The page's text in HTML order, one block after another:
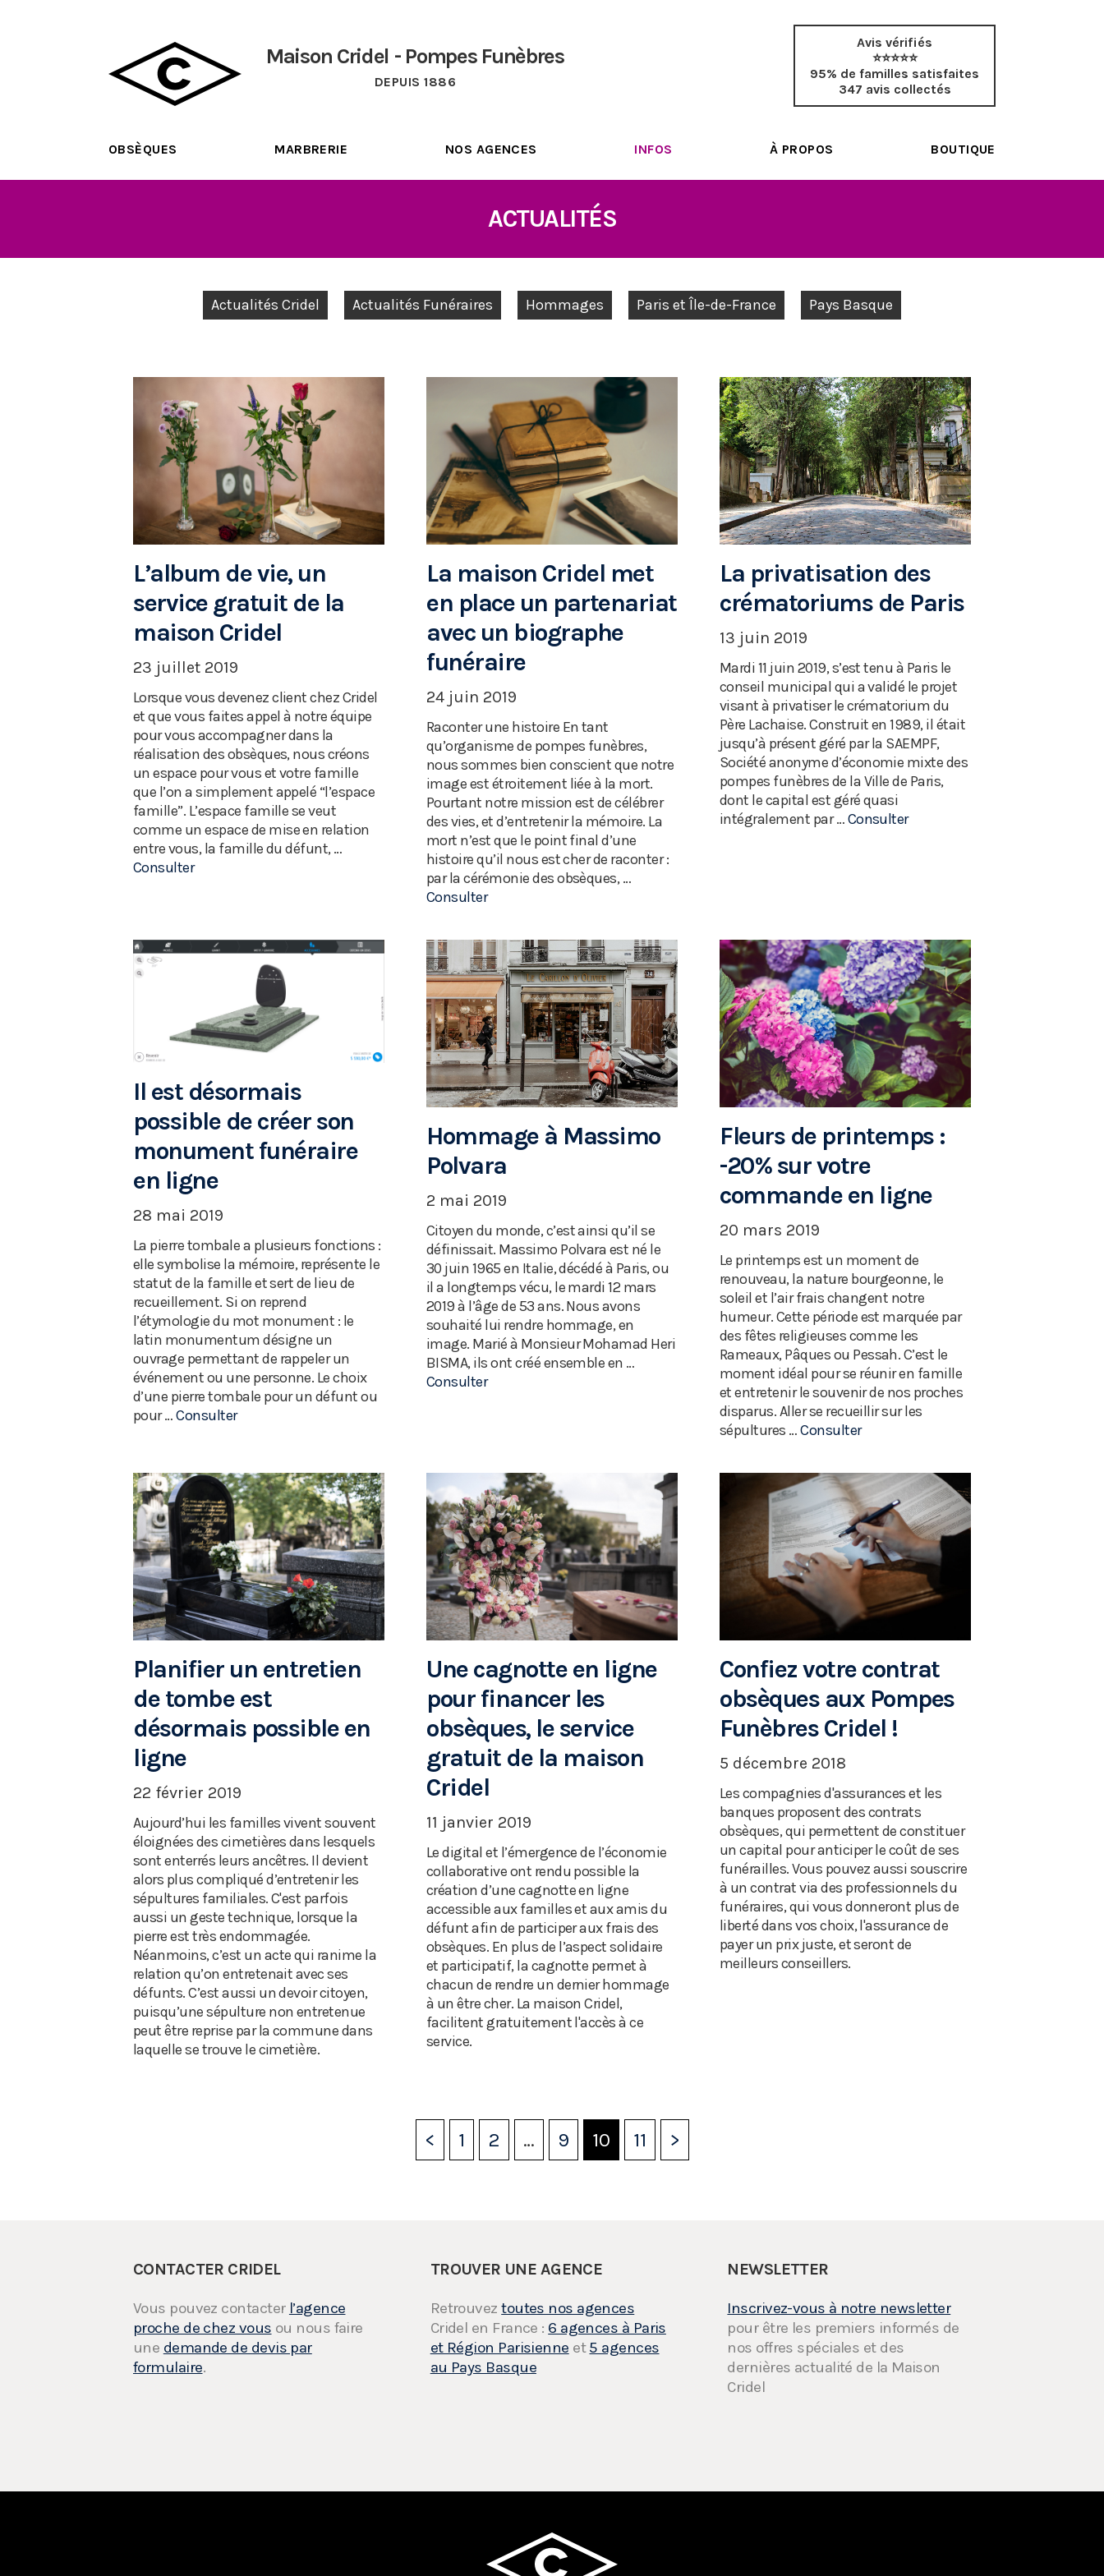
Maison Cridel - Pompes Funèbres
DEPUIS 1886
Avis vérifiés
⭐⭐⭐⭐⭐
95% de familles satisfaites
347 avis collectés
OBSÈQUES MARBRERIE NOS AGENCES INFOS À PROPOS BOUTIQUE
ACTUALITÉS
Actualités Cridel Actualités Funéraires Hommages Paris et Île-de-France Pays Basque
L’album de vie, un
service gratuit de la
maison Cridel
23 juillet 2019
Lorsque vous devenez client chez Cridel
et que vous faites appel à notre équipe
pour vous accompagner dans la
réalisation des obsèques, nous créons
un espace pour vous et votre famille
que l’on a simplement appelé “l’espace
famille”. L’espace famille se veut
comme un espace de mise en relation
entre vous, la famille du défunt, …
Consulter
La maison Cridel met
en place un partenariat
avec un biographe
funéraire
24 juin 2019
Raconter une histoire En tant
qu’organisme de pompes funèbres,
nous sommes bien conscient que notre
image est étroitement liée à la mort.
Pourtant notre mission est de célébrer
des vies, et d’entretenir la mémoire. La
mort n’est que le point final d’une
histoire qu’il nous est cher de raconter :
par la cérémonie des obsèques, …
Consulter
La privatisation des
crématoriums de Paris
13 juin 2019
Mardi 11 juin 2019, s’est tenu à Paris le
conseil municipal qui a validé le projet
visant à privatiser le crématorium du
Père Lachaise. Construit en 1989, il était
jusqu’à présent géré par la SAEMPF,
Société anonyme d’économie mixte des
pompes funèbres de la Ville de Paris,
dont le capital est géré quasi
intégralement par …Consulter
Il est désormais
possible de créer son
monument funéraire
en ligne
28 mai 2019
La pierre tombale a plusieurs fonctions :
elle symbolise la mémoire, représente le
statut de la famille et sert de lieu de
recueillement. Si on reprend
l’étymologie du mot monument : le
latin monumentum désigne un
ouvrage permettant de rappeler un
événement ou une personne. Le choix
d’une pierre tombale pour un défunt ou
pour …Consulter
Hommage à Massimo
Polvara
2 mai 2019
Citoyen du monde, c’est ainsi qu’il se
définissait. Massimo Polvara est né le
30 juin 1965 en Italie, décédé à Paris, ou
il a longtemps vécu, le mardi 12 mars
2019 à l’âge de 53 ans. Nous avons
souhaité lui rendre hommage, en
image. Marié à Monsieur Mohamad Heri
BISMA, ils ont créé ensemble en …
Consulter
Fleurs de printemps :
-20% sur votre
commande en ligne
20 mars 2019
Le printemps est un moment de
renouveau, la nature bourgeonne, le
soleil et l’air frais changent notre
humeur. Cette période est marquée par
des fêtes religieuses comme les
Rameaux, Pâques ou Pessah. C’est le
moment idéal pour se réunir en famille
et entretenir le souvenir de nos proches
disparus. Aller se recueillir sur les
sépultures …Consulter
Planifier un entretien
de tombe est
désormais possible en
ligne
22 février 2019
Aujourd’hui les familles vivent souvent
éloignées des cimetières dans lesquels
sont enterrés leurs ancêtres. Il devient
alors plus compliqué d’entretenir les
sépultures familiales. C'est parfois
aussi un geste technique, lorsque la
pierre est très endommagée.
Néanmoins, c’est un acte qui ranime la
relation qu’on entretenait avec ses
défunts. C’est aussi un devoir citoyen,
puisqu’une sépulture non entretenue
peut être reprise par la commune dans
laquelle se trouve le cimetière.
Une cagnotte en ligne
pour financer les
obsèques, le service
gratuit de la maison
Cridel
11 janvier 2019
Le digital et l’émergence de l’économie
collaborative ont rendu possible la
création d’une cagnotte en ligne
accessible aux familles et aux amis du
défunt afin de participer aux frais des
obsèques. En plus de l’aspect solidaire
et participatif, la cagnotte permet à
chacun de rendre un dernier hommage
à un être cher. La maison Cridel,
facilitent gratuitement l'accès à ce
service.
Confiez votre contrat
obsèques aux Pompes
Funèbres Cridel !
5 décembre 2018
Les compagnies d'assurances et les
banques proposent des contrats
obsèques, qui permettent de constituer
un capital pour anticiper le coût de ses
funérailles. Vous pouvez aussi souscrire
à un contrat via des professionnels du
funéraires, qui vous donneront plus de
liberté dans vos choix, l'assurance de
payer un prix juste, et seront de
meilleurs conseillers.
< 1 2 … 9 10 11 >
CONTACTER CRIDEL
Vous pouvez contacter l’agence
proche de chez vous ou nous faire
une demande de devis par
formulaire.
TROUVER UNE AGENCE
Retrouveztoutes nos agences
Cridel en France : 6 agences à Paris
et Région Parisienne et5 agences
au Pays Basque
NEWSLETTER
Inscrivez-vous à notre newsletter
pour être les premiers informés de
nos offres spéciales et des
dernières actualité de la Maison
Cridel